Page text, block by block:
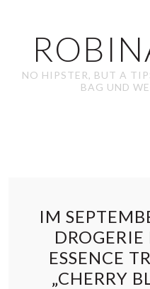
NO HIPSTER, BUT A
BAG UND
IM
ESSENCE
„CHERRY